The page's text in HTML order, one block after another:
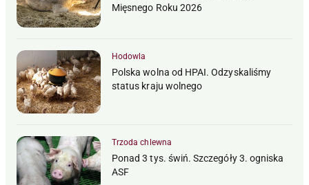
Mięsnego Roku 2026
Hodowla
Polska wolna od HPAI. Odzyskaliśmy
status kraju wolnego
Trzoda chlewna
Ponad 3 tys. świń. Szczegóły 3. ogniska
ASF